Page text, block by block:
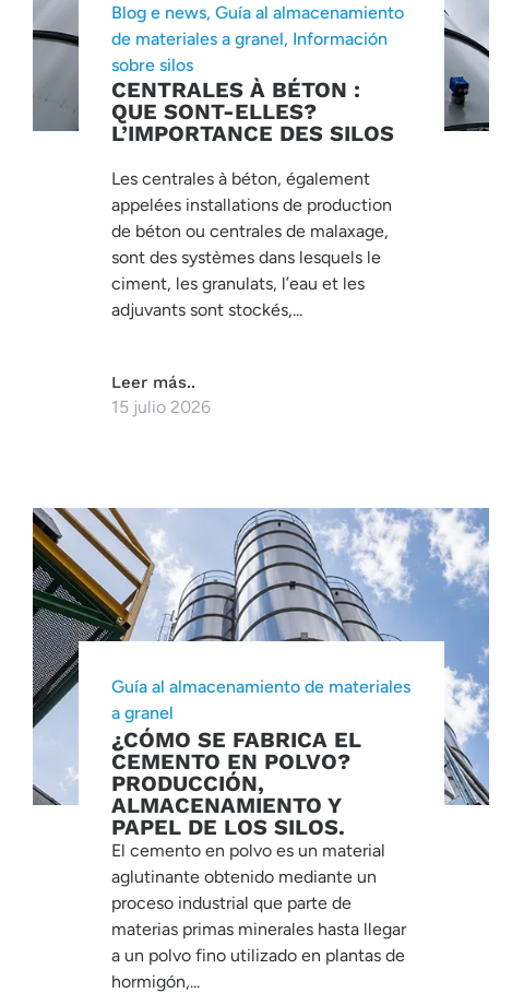
Blog e news, Guía al almacenamiento
de materiales a granel, Información
sobre silos
CENTRALES À BÉTON :
QUE SONT-ELLES?
L’IMPORTANCE DES SILOS
Les centrales à béton, également
appelées installations de production
de béton ou centrales de malaxage,
sont des systèmes dans lesquels le
ciment, les granulats, l’eau et les
adjuvants sont stockés,...
Leer más..
15 julio 2026
Guía al almacenamiento de materiales
a granel
¿CÓMO SE FABRICA EL
CEMENTO EN POLVO?
PRODUCCIÓN,
ALMACENAMIENTO Y
PAPEL DE LOS SILOS.
El cemento en polvo es un material
aglutinante obtenido mediante un
proceso industrial que parte de
materias primas minerales hasta llegar
a un polvo fino utilizado en plantas de
hormigón,...